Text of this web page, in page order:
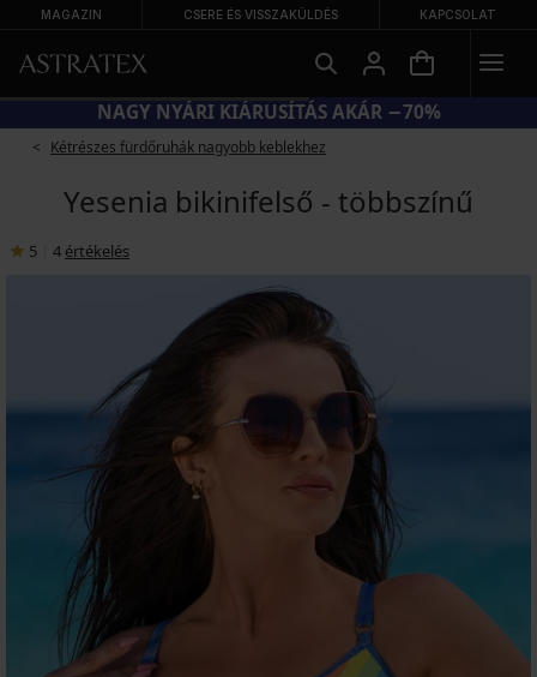
MAGAZIN CSERE ÉS VISSZAKÜLDÉS KAPCSOLAT
NAGY NYÁRI KIÁRUSÍTÁS AKÁR −70%
Kétrészes fürdőruhák nagyobb keblekhez
Yesenia bikinifelső - többszínű
5 4 értékelés